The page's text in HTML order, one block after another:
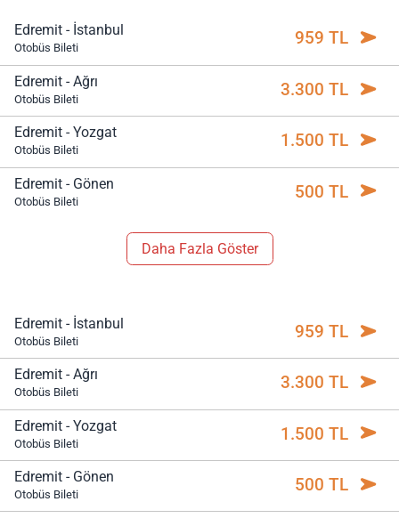
Edremit - İstanbul
Otobüs Bileti 959 TL
Edremit - Ağrı
Otobüs Bileti 3.300 TL
Edremit - Yozgat
Otobüs Bileti 1.500 TL
Edremit - Gönen
Otobüs Bileti 500 TL
Daha Fazla Göster
Edremit - İstanbul
Otobüs Bileti 959 TL
Edremit - Ağrı
Otobüs Bileti 3.300 TL
Edremit - Yozgat
Otobüs Bileti 1.500 TL
Edremit - Gönen
Otobüs Bileti 500 TL